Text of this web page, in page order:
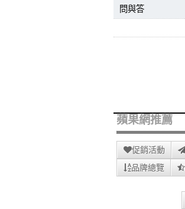
問與答
蘋果網推薦
促銷活動
品牌總覽